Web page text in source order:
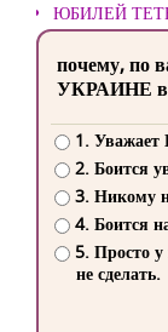
ЮБИЛЕЙ
почему, по
УКРАИНЕ в
1. Уважает
2. Боится
3. Никому
4. Боится
5. Просто у
не сделать.